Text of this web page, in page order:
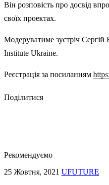
Він розповість про досвід
своїх проектах.
Модеруватиме зустріч
Institute Ukraine.
Реєстрація за посиланням
Поділитися
Рекомендуємо
25 Жовтня, 2021 UFUTURE